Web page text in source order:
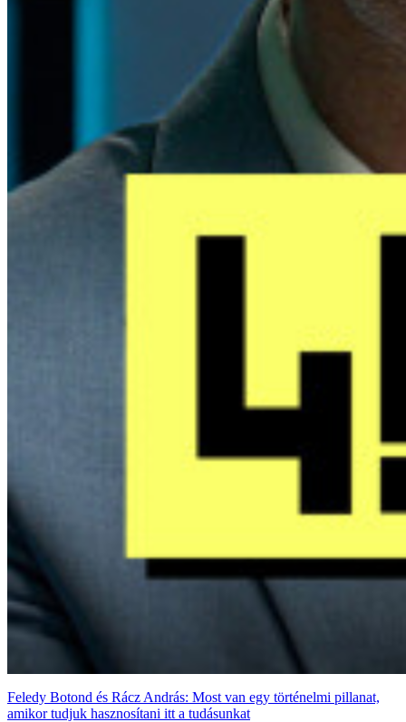
Feledy Botond és Rácz András: Most van egy történelmi pillanat,
amikor tudjuk hasznosítani itt a tudásunkat